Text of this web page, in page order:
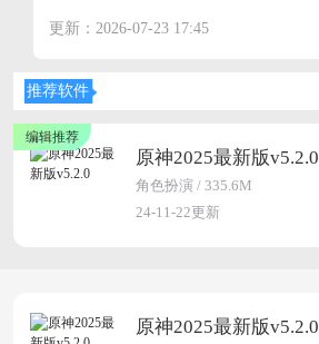
更新：2026-07-23 17:45
推荐软件
原神2025最新版v5.2.0
角色扮演 / 335.6M
24-11-22更新
原神2025最新版v5.2.0